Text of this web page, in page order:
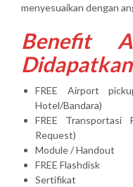
menyesuaikan dengan
Benefit
FREE Airport
Hotel/Bandara)
FREE
Request)
Module / Handout
FREE Flashdisk
Sertifikat